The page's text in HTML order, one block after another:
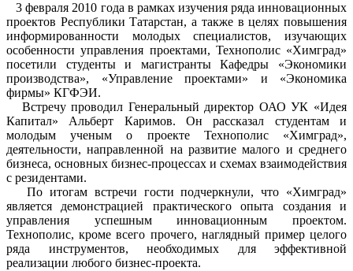
3 февраля 2010 года в рамках изучения ряда инновационных
проектов Республики Татарстан, а также в целях повышения
информированности молодых специалистов, изучающих
особенности управления проектами, Технополис «Химград»
посетили студенты и магистранты Кафедры «Экономики
производства», «Управление проектами» и «Экономика
фирмы» КГФЭИ.
Встречу проводил Генеральный директор ОАО УК «Идея
Капитал» Альберт Каримов. Он рассказал студентам и
молодым ученым о проекте Технополис «Химград»,
деятельности, направленной на развитие малого и среднего
бизнеса, основных бизнес-процессах и схемах взаимодействия
с резидентами.
По итогам встречи гости подчеркнули, что «Химград»
является демонстрацией практического опыта создания и
управления успешным инновационным проектом.
Технополис, кроме всего прочего, наглядный пример целого
ряда инструментов, необходимых для эффективной
реализации любого бизнес-проекта.